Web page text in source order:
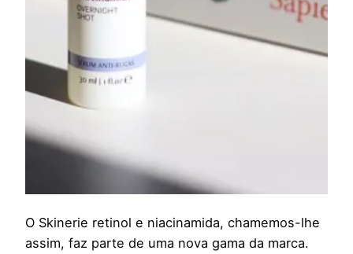
O Skinerie retinol e niacinamida, chamemos-lhe
assim, faz parte de uma nova gama da marca.